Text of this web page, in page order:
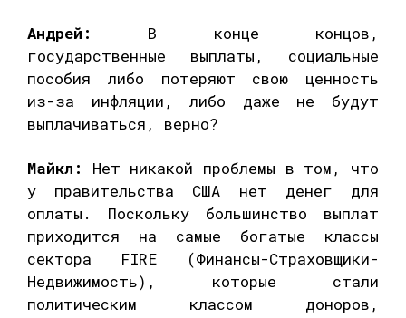
Андрей:
В конце концов,
государственные выплаты, социальные
пособия либо потеряют свою ценность
из-за инфляции, либо даже не будут
выплачиваться, верно?
Майкл:
Нет никакой проблемы в том, что
у правительства США нет денег для
оплаты. Поскольку большинство выплат
приходится на самые богатые классы
сектора FIRE (Финансы-Страховщики-
Недвижимость), которые стали
политическим классом доноров,